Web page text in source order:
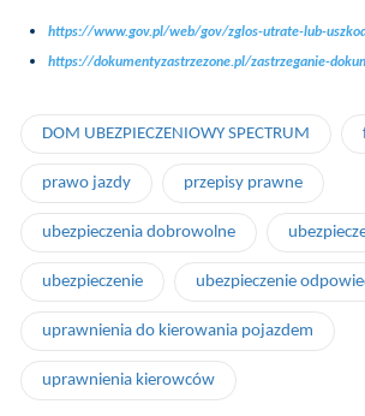
https://www.gov.pl/web/gov/zglos-utrate-lub-
https://dokumentyzastrzezone.pl/zastrzeganie-
DOM UBEZPIECZENIOWY SPECTRUM
prawo jazdy przepisy prawne
ubezpieczenia dobrowolne
ubezpieczenie ubezpieczenie
uprawnienia do kierowania pojazdem
uprawnienia kierowców